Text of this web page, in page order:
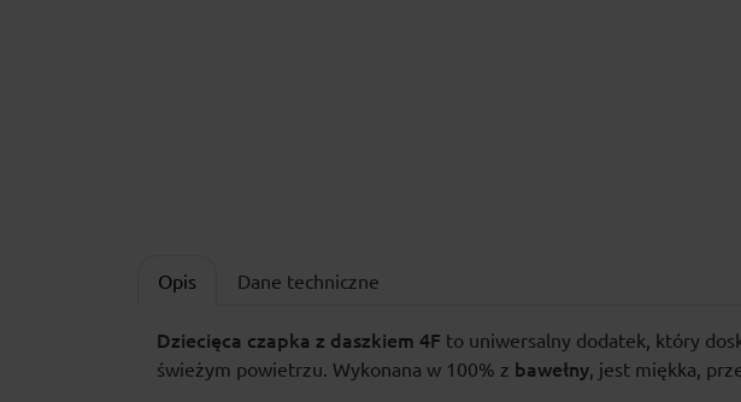
Opis Dane techniczne
Dziecięca czapka z daszkiem 4F to uniwersalny dodatek, który
świeżym powietrzu. Wykonana w 100% z bawełny, jest miękka,